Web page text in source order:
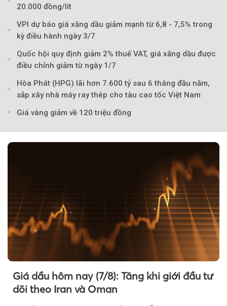
20.000 đồng/lít
VPI dự báo giá xăng dầu giảm mạnh từ 6,8 - 7,5% trong
kỳ điều hành ngày 3/7
Quốc hội quy định giảm 2% thuế VAT, giá xăng dầu được
điều chỉnh giảm từ ngày 1/7
Hòa Phát (HPG) lãi hơn 7.600 tỷ sau 6 tháng đầu năm,
sắp xây nhà máy ray thép cho tàu cao tốc Việt Nam
Giá vàng giảm về 120 triệu đồng
Giá dầu hôm nay (7/8): Tăng khi giới đầu tư
dõi theo Iran và Oman